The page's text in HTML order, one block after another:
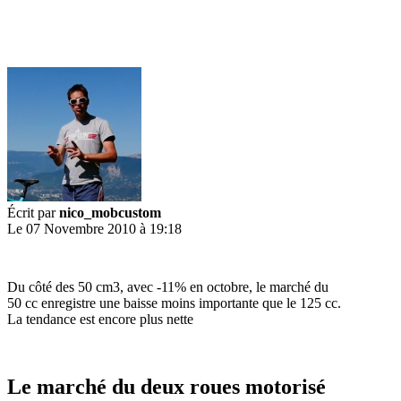
Écrit parnico_mobcustom
Le 07 Novembre 2010 à 19:18
Du côté des 50 cm3, avec -11% en octobre, le marché du
50 cc enregistre une baisse moins importante que le 125 cc.
La tendance est encore plus nette
Le marché du deux roues motorisé